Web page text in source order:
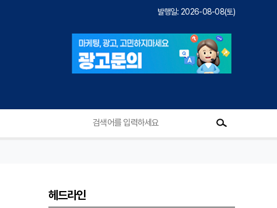
발행일: 2026-08-08(토)
헤드라인